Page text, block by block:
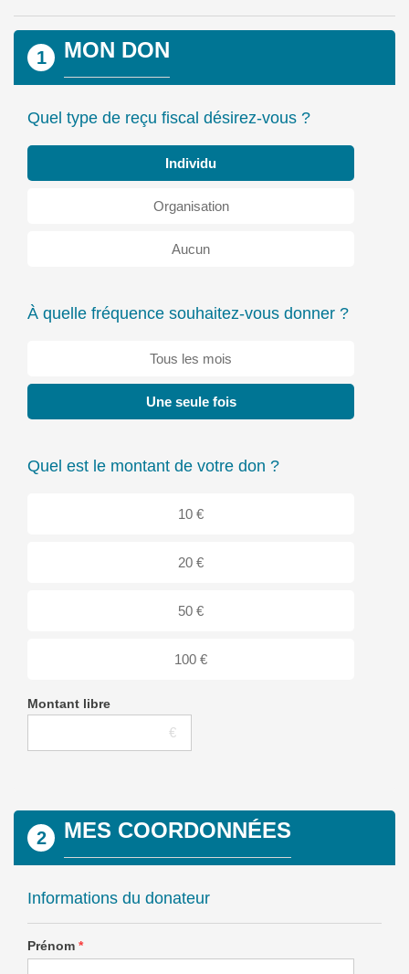
1 MON DON
Quel type de reçu fiscal désirez-vous ?
Individu
Organisation
Aucun
À quelle fréquence souhaitez-vous donner ?
Tous les mois
Une seule fois
Quel est le montant de votre don ?
10 €
20 €
50 €
100 €
Montant libre
2 MES COORDONNÉES
Informations du donateur
Prénom *